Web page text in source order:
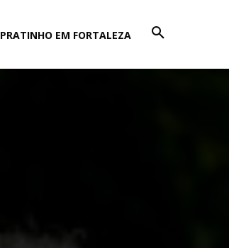
PRATINHO EM FORTALEZA